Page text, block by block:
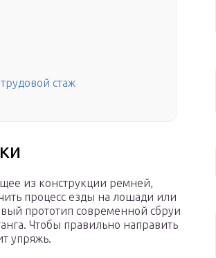
стаж
из конструкции ремней,
процесс езды на лошади или
прототип современной сбруи
Чтобы правильно направить
упряжь.